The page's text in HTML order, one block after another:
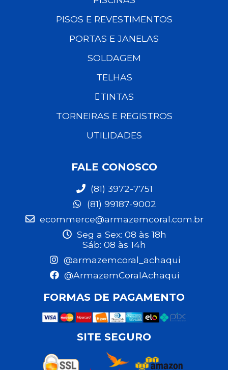
PISOS E REVESTIMENTOS
PORTAS E JANELAS
SOLDAGEM
TELHAS
TINTAS
TORNEIRAS E REGISTROS
UTILIDADES
FALE CONOSCO
(81) 3972-7751
(81) 99187-9002
ecommerce@armazemcoral.com.br
Seg a Sex: 08 às 18h
Sáb: 08 às 14h
@armazemcoral_achaqui
@ArmazemCoralAchaqui
FORMAS DE PAGAMENTO
SITE SEGURO